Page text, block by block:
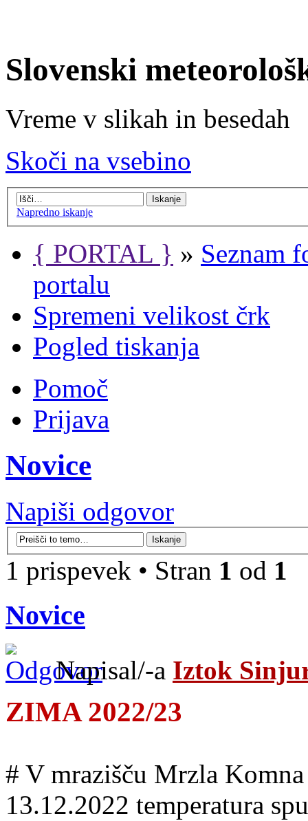
Slovenski
Vreme v slikah in besedah
Skoči na vsebino
Napredno iskanje
{ PORTAL } » Seznam
portalu
Spremeni velikost črk
Pogled tiskanja
Pomoč
Prijava
Novice
Napiši odgovor
1 prispevek • Stran 1 od 1
Novice
Napisal/-a Iztok
ZIMA 2022/23
# V mrazišču Mrzla
13.12.2022 temperatura